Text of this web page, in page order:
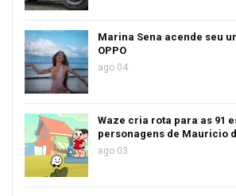
Marina Sena acende seu
OPPO
ago 04
Waze cria rota para as 91
personagens de Mauricio
ago 03